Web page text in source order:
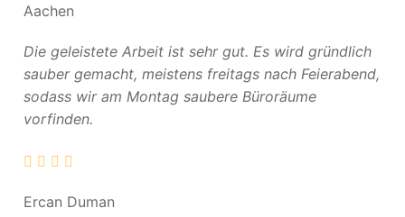
Aachen
Die geleistete Arbeit ist sehr gut. Es wird gründlich
sauber gemacht, meistens freitags nach Feierabend,
sodass wir am Montag saubere Büroräume
vorfinden.
Ercan Duman